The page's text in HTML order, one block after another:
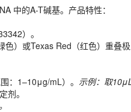
）。
）或Texas Red（红色）重叠
中的A-T碱基。产品特性：
）。
）或Texas Red（红色）重叠
：1–10μg/mL）。 示例：取
剂。